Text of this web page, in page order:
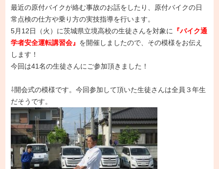
最近の原付バイクが絡む事故のお話をしたり、原付バイクの日
常点検の仕方や乗り方の実技指導を行います。
5月12日（火）に茨城県立境高校の生徒さんを対象に
『バイク通
学者安全運転講習会』 を開催しましたので、その模様をお伝え
します！
今回は41名の生徒さんにご参加頂きました！
⇩開会式の模様です。今回参加して頂いた生徒さんは全員３年生
だそうです。